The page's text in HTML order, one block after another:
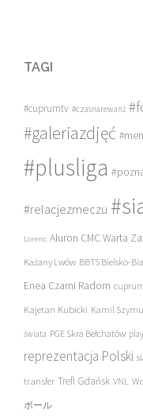
TAGI
#cuprumtv #czasnarewanż
#galeriazdjęć
#plusliga
#relacjezmeczu
Lorenc Aluron CMC Warta
Każany Lwów BBTS Bielsko-
Enea Czarni Radom
Kajetan Kubicki Kamil
świata PGE Skra Bełchatów
reprezentacja Polski
transfer Trefl Gdańsk VNL
ボール